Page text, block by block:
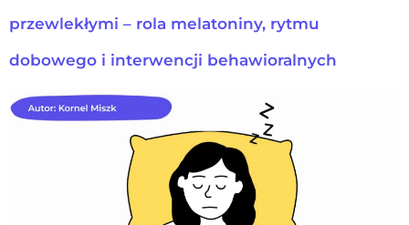
przewlekłymi – rola melatoniny, rytmu
dobowego i interwencji behawioralnych